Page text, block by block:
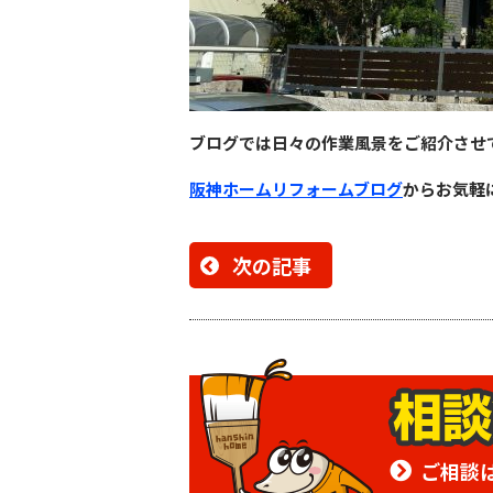
ブログでは日々の作業風景をご紹介さ
阪神ホームリフォームブログからお気
次の記事
ご相談